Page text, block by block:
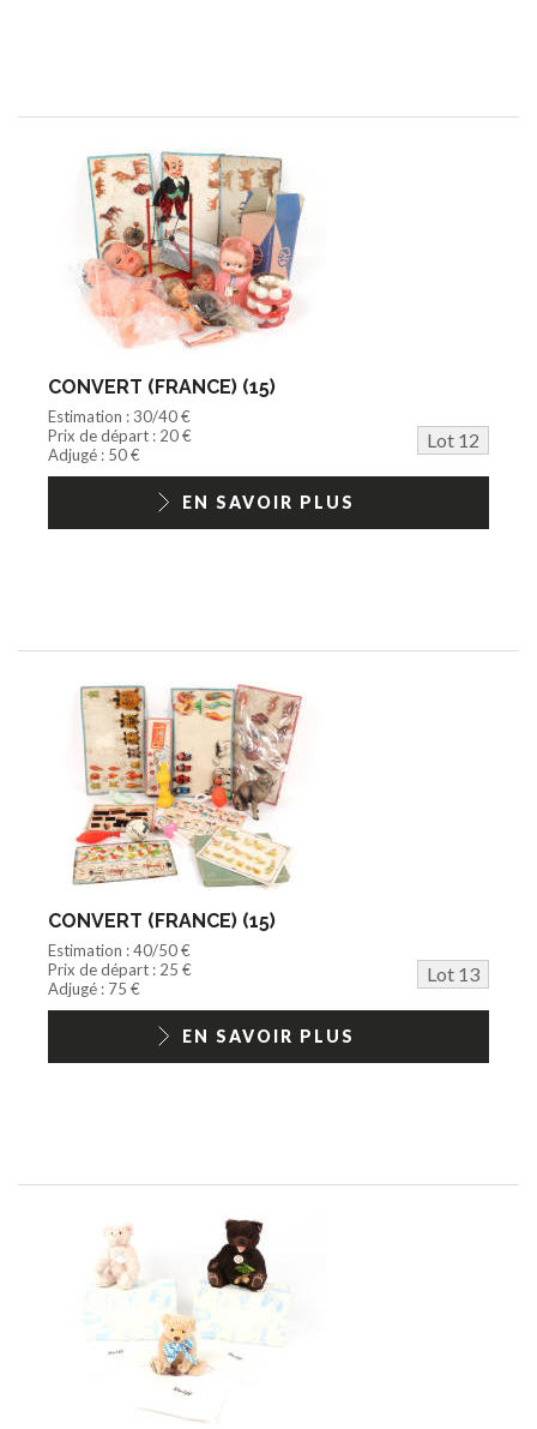
CONVERT (FRANCE) (15)
Estimation : 30/40 €
Prix de départ : 20 €
Lot 12
Adjugé : 50 €
EN SAVOIR PLUS
CONVERT (FRANCE) (15)
Estimation : 40/50 €
Prix de départ : 25 €
Lot 13
Adjugé : 75 €
EN SAVOIR PLUS